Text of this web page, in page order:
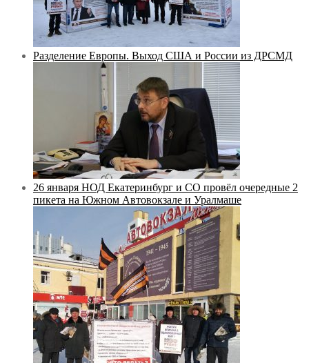
Разделение Европы. Выход США и России из ДРСМД
26 января НОД Екатеринбург и СО провёл очередные 2
пикета на Южном Автовокзале и Уралмаше